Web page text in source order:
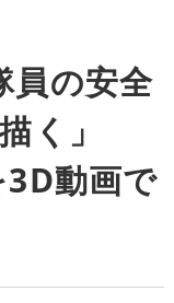
員の安全
く」
3D動画で